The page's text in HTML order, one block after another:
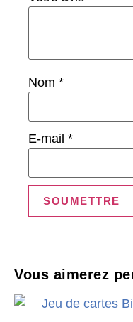
Nom *
E-mail *
Vous aimerez